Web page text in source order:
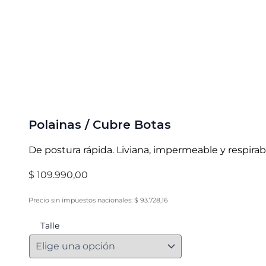
Polainas / Cubre Botas
De postura rápida. Liviana, impermeable y
$ 109.990,00
Precio sin impuestos nacionales: $ 93.728,16
Talle